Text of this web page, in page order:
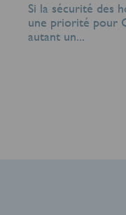
Si la sécurité des
une priorité pour
autant un...